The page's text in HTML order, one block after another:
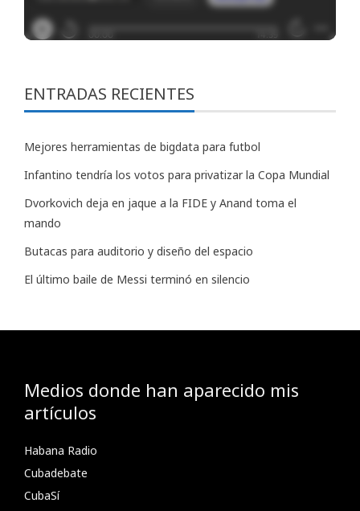
ENTRADAS RECIENTES
Mejores herramientas de bigdata para futbol
Infantino tendría los votos para privatizar la Copa Mundial
Dvorkovich deja en jaque a la FIDE y Anand toma el
mando
Butacas para auditorio y diseño del espacio
El último baile de Messi terminó en silencio
Medios donde han aparecido mis
artículos
Habana Radio
Cubadebate
CubaSí